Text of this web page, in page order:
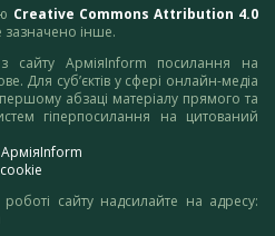
Creative Commons Attribution 4.0
інше.
сайту АрміяInform посилання на
Для суб’єктів у сфері онлайн-медіа
абзаці матеріалу прямого та
гіперпосилання на цитований
сайту надсилайте на адресу: